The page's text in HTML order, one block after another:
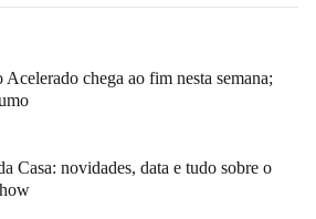
Acelerado chega ao fim nesta semana;
Casa: novidades, data e tudo sobre o